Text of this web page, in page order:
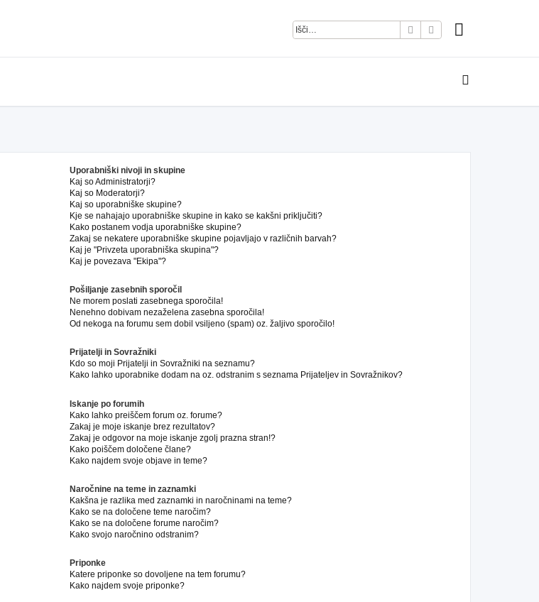
IskanjeNapredno iskanje
Uporabniški nivoji in skupine
Kaj so Administratorji?
Kaj so Moderatorji?
Kaj so uporabniške skupine?
Kje se nahajajo uporabniške skupine in kako se kakšni priključiti?
Kako postanem vodja uporabniške skupine?
Zakaj se nekatere uporabniške skupine pojavljajo v različnih barvah?
Kaj je "Privzeta uporabniška skupina"?
Kaj je povezava "Ekipa"?
Pošiljanje zasebnih sporočil
Ne morem poslati zasebnega sporočila!
Nenehno dobivam nezaželena zasebna sporočila!
Od nekoga na forumu sem dobil vsiljeno (spam) oz. žaljivo sporočilo!
Prijatelji in Sovražniki
Kdo so moji Prijatelji in Sovražniki na seznamu?
Kako lahko uporabnike dodam na oz. odstranim s seznama Prijateljev in Sovražnikov?
Iskanje po forumih
Kako lahko preiščem forum oz. forume?
Zakaj je moje iskanje brez rezultatov?
Zakaj je odgovor na moje iskanje zgolj prazna stran!?
Kako poiščem določene člane?
Kako najdem svoje objave in teme?
Naročnine na teme in zaznamki
Kakšna je razlika med zaznamki in naročninami na teme?
Kako se na določene teme naročim?
Kako se na določene forume naročim?
Kako svojo naročnino odstranim?
Priponke
Katere priponke so dovoljene na tem forumu?
Kako najdem svoje priponke?